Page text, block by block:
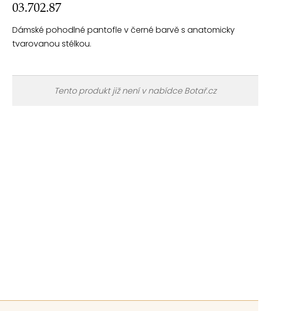
03.702.87
Dámské pohodlné pantofle v černé barvě s anatomicky
tvarovanou stélkou.
Tento produkt již není v nabídce Botař.cz